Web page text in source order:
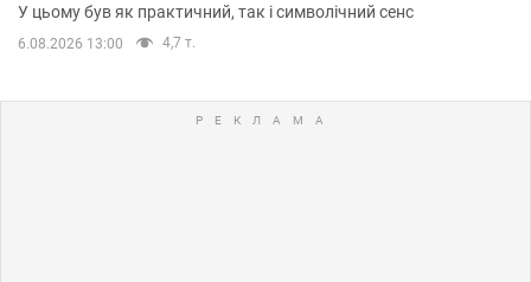
У цьому був як практичний, так і символічний сенс
6.08.2026 13:00 4,7 т.